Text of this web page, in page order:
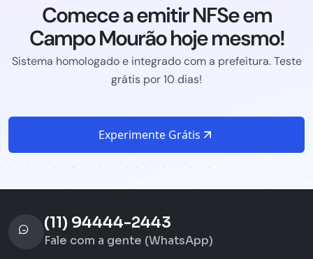
Comece a emitir NFSe em
Campo Mourão hoje mesmo!
Sistema homologado e integrado com a prefeitura. Teste
grátis por 10 dias!
Experimente Grátis
(11) 94444-2443
Fale com a gente (WhatsApp)